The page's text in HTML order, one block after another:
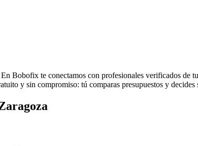
Bobofix te conectamos con profesionales verificados de
y sin compromiso: tú comparas presupuestos y decides